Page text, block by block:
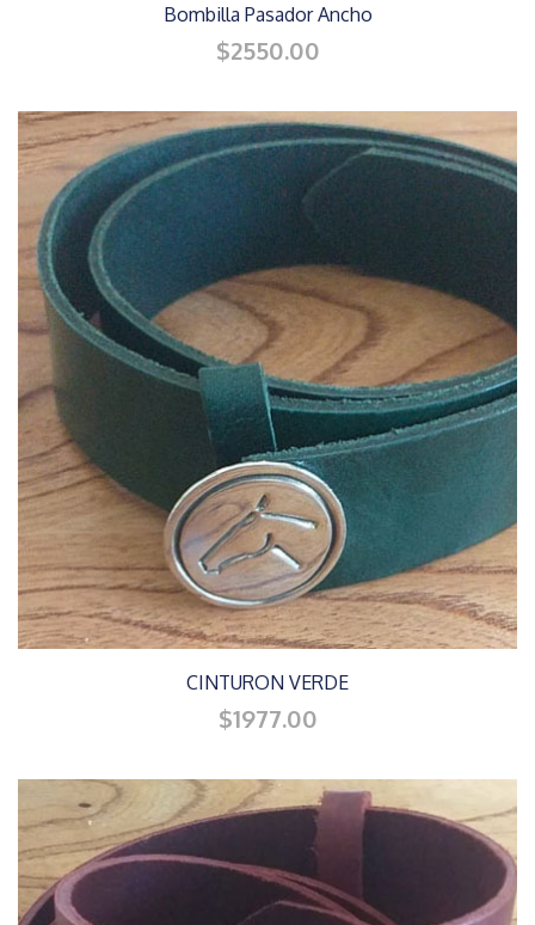
Bombilla Pasador Ancho
$2550.00
CINTURON VERDE
$1977.00